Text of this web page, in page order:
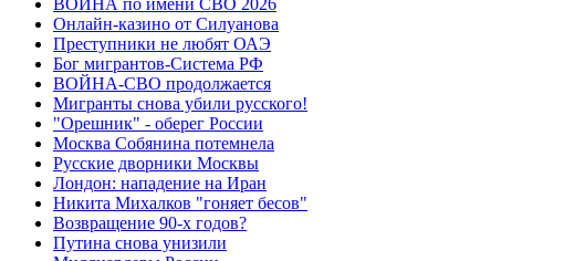
Онлайн-казино от Силуанова
Преступники не любят ОАЭ
Бог мигрантов-Система РФ
ВОЙНА-СВО продолжается
Мигранты снова убили русского!
"Орешник" - оберег России
Москва Собянина потемнела
Русские дворники Москвы
Лондон: нападение на Иран
Никита Михалков "гоняет бесов"
Возвращение 90-х годов?
Путина снова унизили